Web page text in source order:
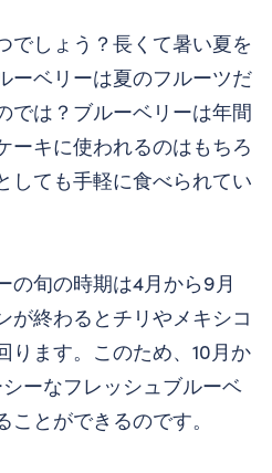
でしょう？長くて暑い夏を
ーベリーは夏のフルーツだ
では？ブルーベリーは年間
ーキに使われるのはもちろ
しても手軽に食べられてい
の旬の時期は4月から9月
が終わるとチリやメキシコ
ります。このため、10月か
ーなフレッシュブルーベ
とができるのです。